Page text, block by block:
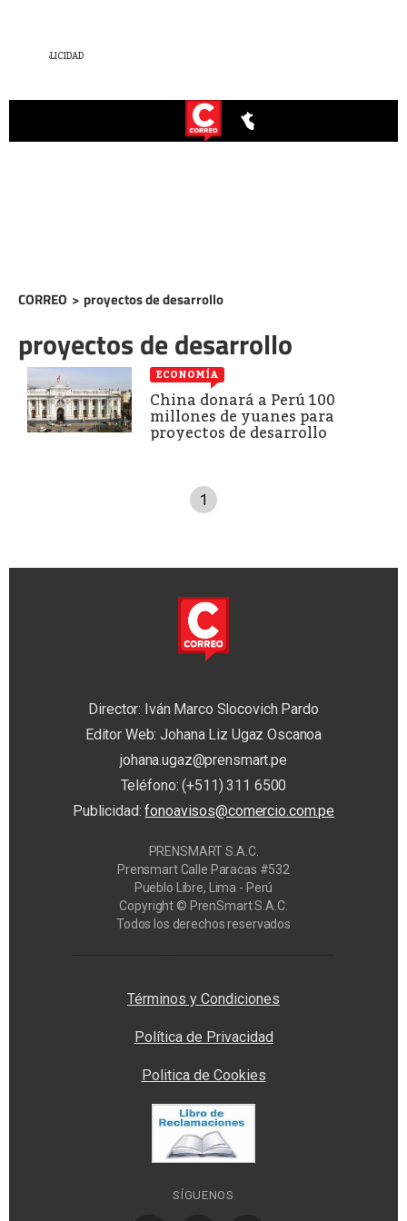
CORREO > proyectos de desarrollo
proyectos de desarrollo
ECONOMÍA
China donará a Perú 100
millones de yuanes para
proyectos de desarrollo
1
Director: Iván Marco Slocovich Pardo
Editor Web: Johana Liz Ugaz Oscanoa
johana.ugaz@prensmart.pe
Teléfono: (+511) 311 6500
Publicidad:fonoavisos@comercio.com.pe
PRENSMART S.A.C.
Prensmart Calle Paracas #532
Pueblo Libre, Lima - Perú
Copyright © PrenSmart S.A.C.
Todos los derechos reservados
Términos y Condiciones
Política de Privacidad
Politica de Cookies
SÍGUENOS